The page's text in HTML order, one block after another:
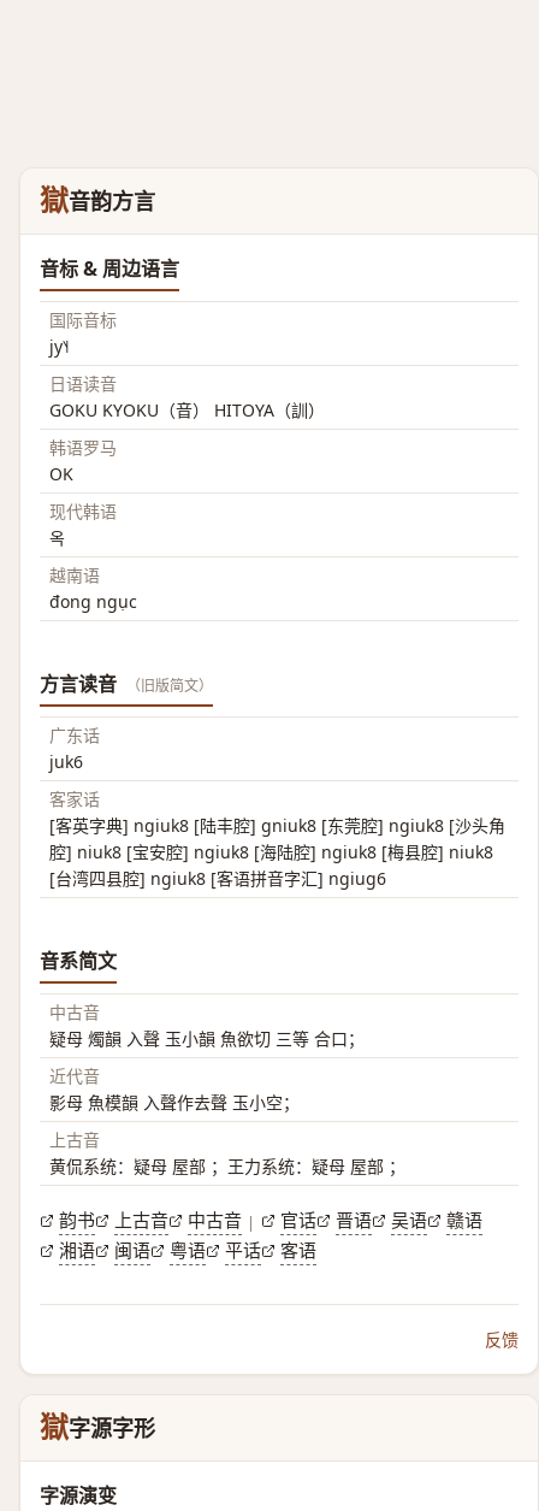
獄音韵方言
音标 & 周边语言
国际音标
jy˥˧
日语读音
GOKU KYOKU（音） HITOYA（訓）
韩语罗马
OK
现代韩语
옥
越南语
đong ngục
方言读音 （旧版简文）
广东话
juk6
客家话
[客英字典] ngiuk8 [陆丰腔] gniuk8 [东莞腔] ngiuk8 [沙头角
腔] niuk8 [宝安腔] ngiuk8 [海陆腔] ngiuk8 [梅县腔] niuk8
[台湾四县腔] ngiuk8 [客语拼音字汇] ngiug6
音系简文
中古音
疑母 燭韻 入聲 玉小韻 魚欲切 三等 合口；
近代音
影母 魚模韻 入聲作去聲 玉小空；
上古音
黄侃系统：疑母 屋部 ；王力系统：疑母 屋部 ；
韵书 上古音 中古音 | 官话 晋语 吴语
赣语
湘语
闽语 粤语 平话 客语
反馈
獄字源字形
字源演变